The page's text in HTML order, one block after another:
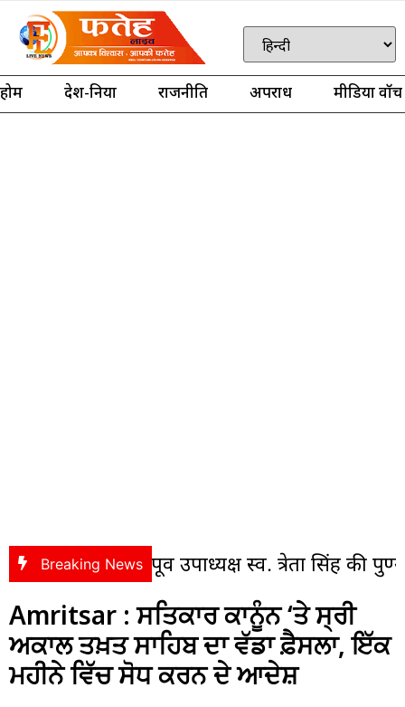
होम देश-दुनिया राजनीति अपराध मीडिया वॉच
Breaking News
में पूर्व उपाध्यक्ष स्व. त्रेता सिंह की पुण्यतिथि पर
Amritsar : ਸਤਿਕਾਰ ਕਾਨੂੰਨ ‘ਤੇ ਸ੍ਰੀ
ਅਕਾਲ ਤਖ਼ਤ ਸਾਹਿਬ ਦਾ ਵੱਡਾ ਫ਼ੈਸਲਾ, ਇੱਕ
ਮਹੀਨੇ ਵਿੱਚ ਸੋਧ ਕਰਨ ਦੇ ਆਦੇਸ਼